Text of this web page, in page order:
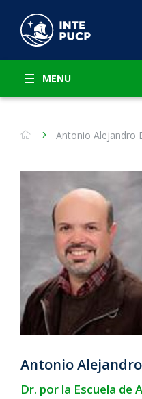
MENU
Antonio Alejandro
Antonio
Dr. por la Escuela de